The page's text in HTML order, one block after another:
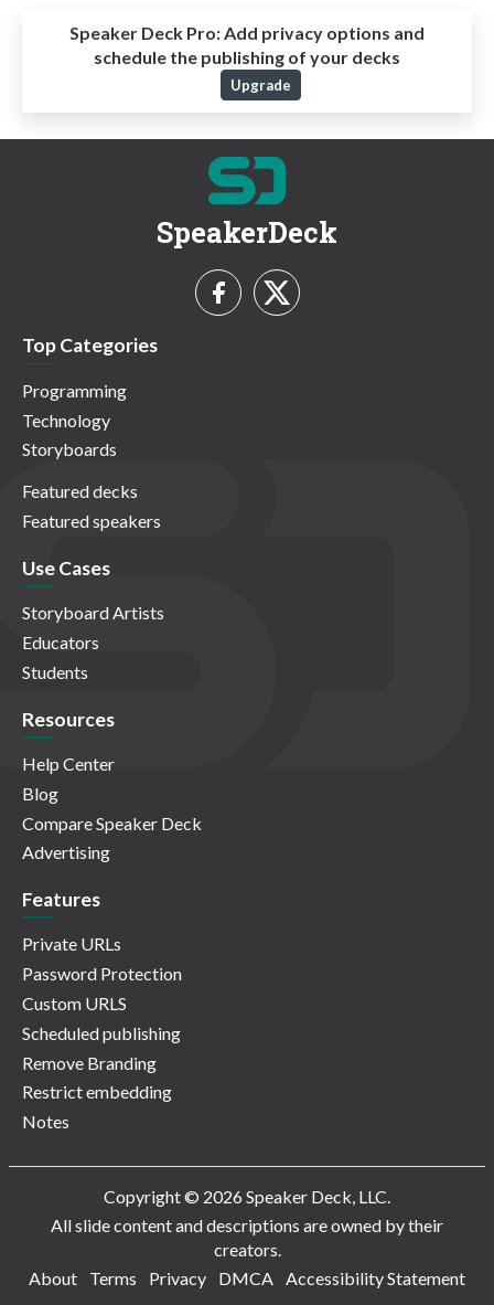
Speaker Deck Pro:Add privacy options and
schedule the publishing of your decks
Upgrade
SpeakerDeck
Top Categories
Programming
Technology
Storyboards
Featured decks
Featured speakers
Use Cases
Storyboard Artists
Educators
Students
Resources
Help Center
Blog
Compare Speaker Deck
Advertising
Features
Private URLs
Password Protection
Custom URLS
Scheduled publishing
Remove Branding
Restrict embedding
Notes
Copyright © 2026 Speaker Deck, LLC.
All slide content and descriptions are owned by their
creators.
About
Terms Privacy DMCA Accessibility Statement